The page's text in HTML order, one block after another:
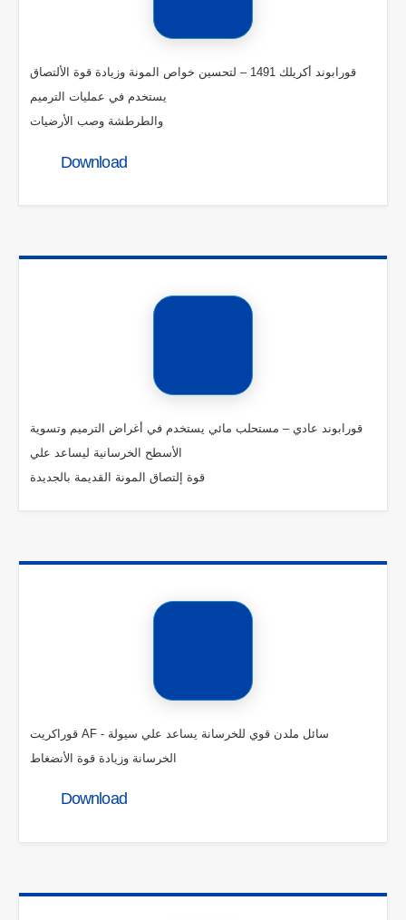
قورابوند أكريلك 1491 – لتحسين خواص المونة وزيادة قوة الألتصاق
يستخدم في عمليات الترميم
والطرطشة وصب الأرضيات
Download
قورابوند عادي – مستحلب مائي يستخدم في أغراض الترميم وتسوية
الأسطح الخرسانية ليساعد علي
قوة إلتصاق المونة القديمة بالجديدة
قوراكريت AF - سائل ملدن قوي للخرسانة يساعد علي سيولة
الخرسانة وزيادة قوة الأنضغاط
Download